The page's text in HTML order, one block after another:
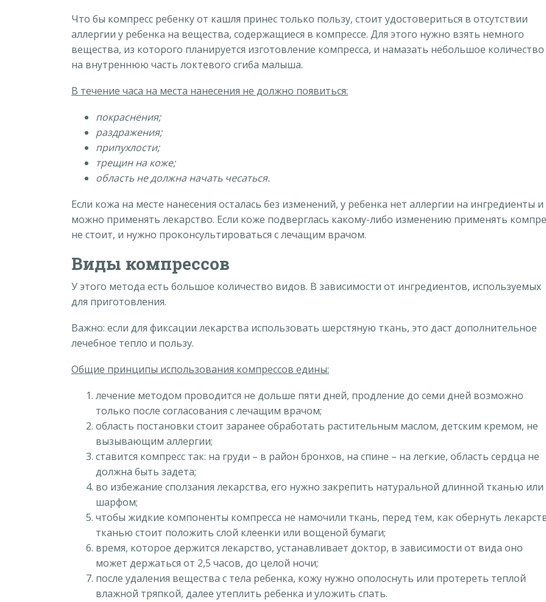
Что бы компресс ребенку от кашля принес только пользу, стоит удостовериться в отсутствии
аллергии у ребенка на вещества, содержащиеся в компрессе. Для этого нужно взять немного
вещества, из которого планируется изготовление компресса, и намазать небольшое количество
на внутреннюю часть локтевого сгиба малыша.
В течение часа на места нанесения не должно появиться:
покраснения;
раздражения;
припухлости;
трещин на коже;
область не должна начать чесаться.
Если кожа на месте нанесения осталась без изменений, у ребенка нет аллергии на ингредиенты и
можно применять лекарство. Если коже подверглась какому-либо изменению применять
не стоит, и нужно проконсультироваться с лечащим врачом.
Виды компрессов
У этого метода есть большое количество видов. В зависимости от ингредиентов, используемых
для приготовления.
Важно: если для фиксации лекарства использовать шерстяную ткань, это даст дополнительное
лечебное тепло и пользу.
Общие принципы использования компрессов едины:
лечение методом проводится не дольше пяти дней, продление до семи дней возможно
только после согласования с лечащим врачом;
область постановки стоит заранее обработать растительным маслом, детским кремом, не
вызывающим аллергии;
ставится компресс так: на груди – в район бронхов, на спине – на легкие, область сердца не
должна быть задета;
во избежание сползания лекарства, его нужно закрепить натуральной длинной тканью или
шарфом;
чтобы жидкие компоненты компресса не намочили ткань, перед тем, как обернуть
тканью стоит положить слой клеенки или вощеной бумаги;
время, которое держится лекарство, устанавливает доктор, в зависимости от вида оно
может держаться от 2,5 часов, до целой ночи;
после удаления вещества с тела ребенка, кожу нужно ополоснуть или протереть теплой
влажной тряпкой, далее утеплить ребенка и уложить спать.